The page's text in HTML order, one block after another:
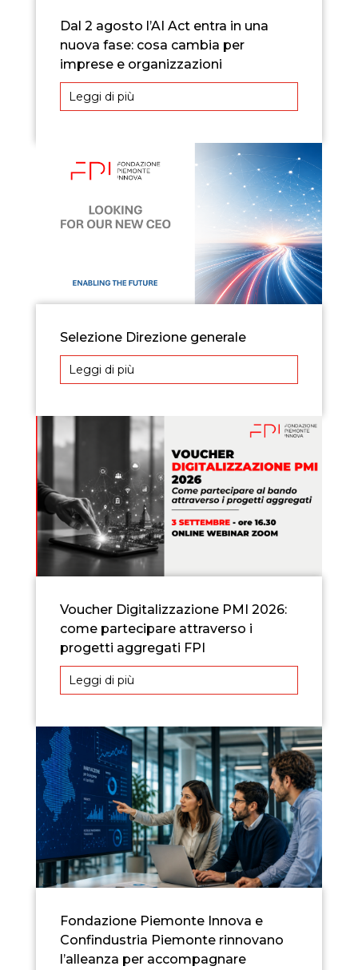
Dal 2 agosto l’AI Act entra in una
nuova fase: cosa cambia per
imprese e organizzazioni
Leggi di più
Selezione Direzione generale
Leggi di più
Voucher Digitalizzazione PMI 2026:
come partecipare attraverso i
progetti aggregati FPI
Leggi di più
Fondazione Piemonte Innova e
Confindustria Piemonte rinnovano
l’alleanza per accompagnare